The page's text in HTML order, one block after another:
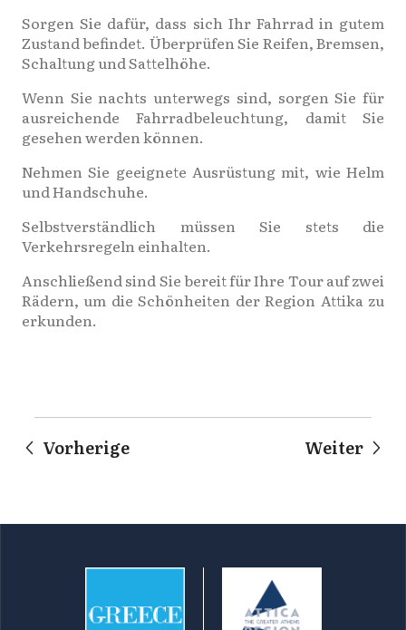
Sorgen Sie dafür, dass sich Ihr Fahrrad in gutem
Zustand befindet. Überprüfen Sie Reifen, Bremsen,
Schaltung und Sattelhöhe.
Wenn Sie nachts unterwegs sind, sorgen Sie für
ausreichende Fahrradbeleuchtung, damit Sie
gesehen werden können.
Nehmen Sie geeignete Ausrüstung mit, wie Helm
und Handschuhe.
Selbstverständlich müssen Sie stets die
Verkehrsregeln einhalten.
Anschließend sind Sie bereit für Ihre Tour auf zwei
Rädern, um die Schönheiten der Region Attika zu
erkunden.
Vorherige Weiter